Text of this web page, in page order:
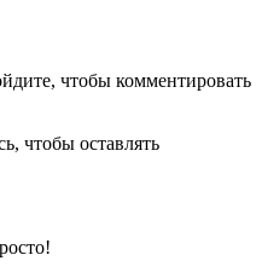
чтобы комментировать
чтобы оставлять